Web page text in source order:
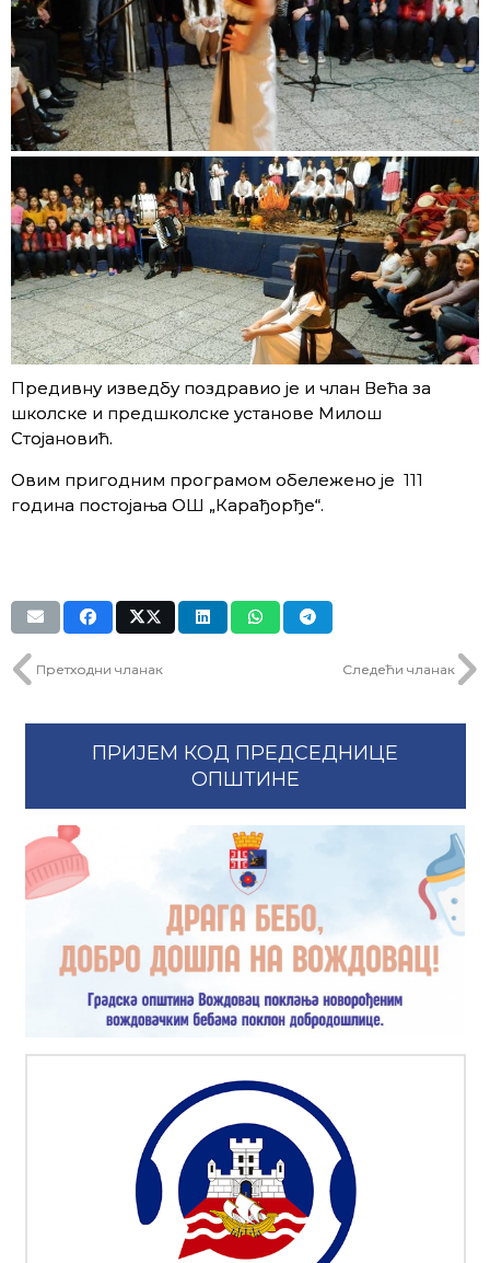
Предивну изведбу поздравио је и члан Већа за
школске и предшколске установе Милош
Стојановић.
Овим пригодним програмом обележено је 111
година постојања ОШ „Карађорђе“.
Претходни чланак Следећи чланак
ПРИЈЕМ КОД ПРЕДСЕДНИЦЕ
ОПШТИНЕ